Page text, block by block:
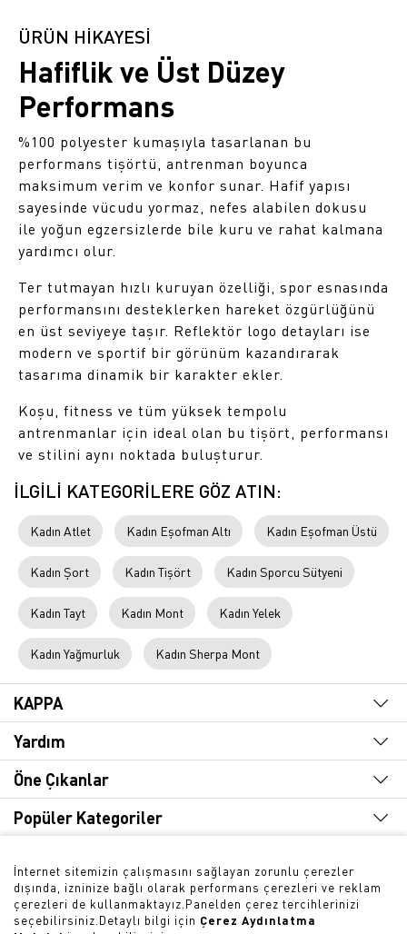
ÜRÜN HİKAYESİ
Hafiflik ve Üst Düzey
Performans
%100 polyester kumaşıyla tasarlanan bu
performans tişörtü, antrenman boyunca
maksimum verim ve konfor sunar. Hafif yapısı
sayesinde vücudu yormaz, nefes alabilen dokusu
ile yoğun egzersizlerde bile kuru ve rahat kalmana
yardımcı olur.
Ter tutmayan hızlı kuruyan özelliği, spor esnasında
performansını desteklerken hareket özgürlüğünü
en üst seviyeye taşır. Reflektör logo detayları ise
modern ve sportif bir görünüm kazandırarak
tasarıma dinamik bir karakter ekler.
Koşu, fitness ve tüm yüksek tempolu
antrenmanlar için ideal olan bu tişört, performansı
ve stilini aynı noktada buluşturur.
İLGİLİ KATEGORİLERE GÖZ ATIN:
Kadın Atlet Kadın Eşofman Altı Kadın Eşofman Üstü
Kadın Şort Kadın Tişört Kadın Sporcu Sütyeni
Kadın Tayt Kadın Mont Kadın Yelek
Kadın Yağmurluk Kadın Sherpa Mont
KAPPA
Yardım
Öne Çıkanlar
Popüler Kategoriler
Bültene Abone Olun
İnternet sitemizin çalışmasını sağlayan zorunlu çerezler
dışında, izninize bağlı olarak performans çerezleri ve reklam
çerezleri de kullanmaktayız.Panelden çerez tercihlerinizi
seçebilirsiniz.Detaylı bilgi için Çerez Aydınlatma